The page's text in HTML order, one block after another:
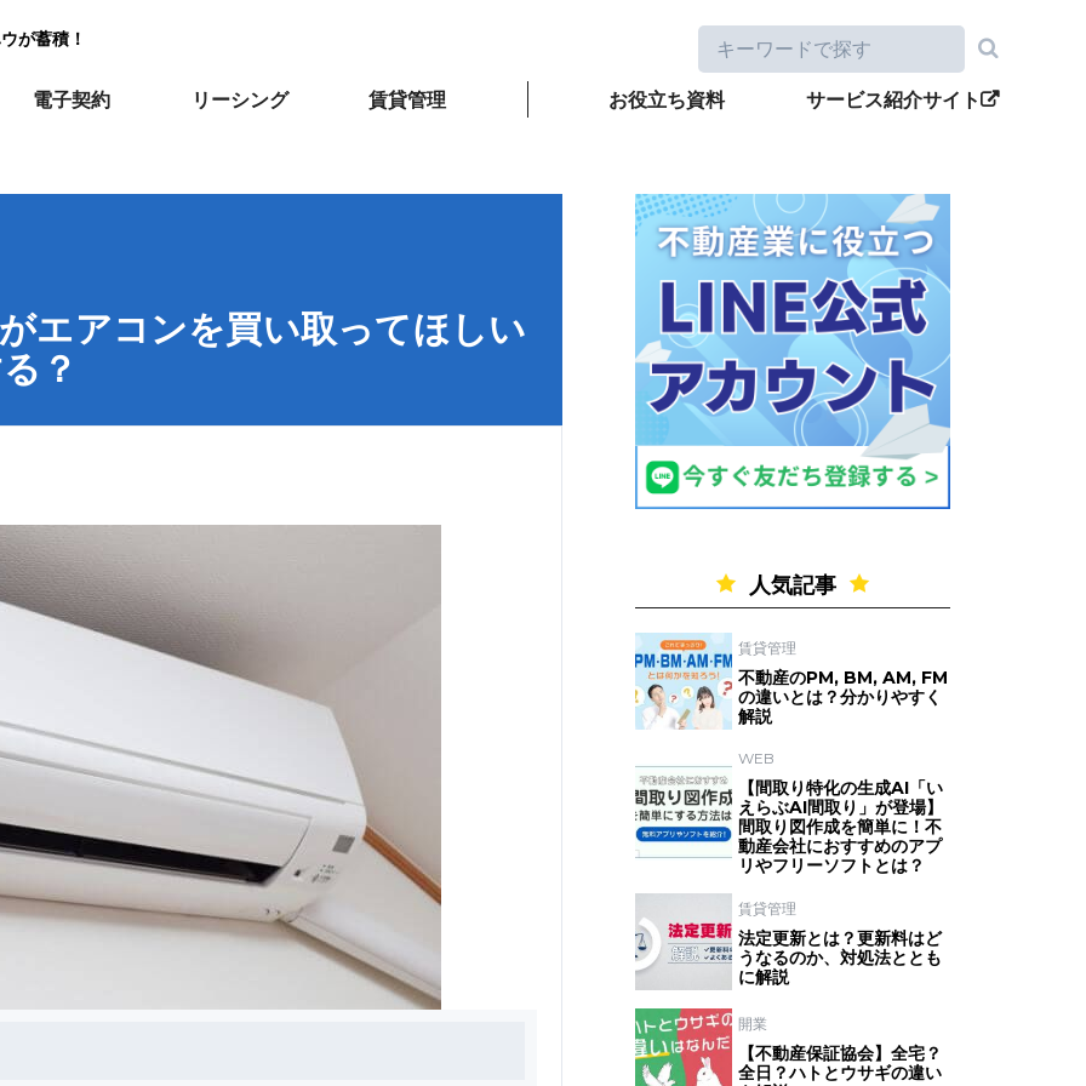
が蓄積！
電子契約 リーシング 賃貸管理 お役立ち資料 サービス紹介サイト
エアコンを買い取ってほしい
？
人気記事
賃貸管理
不動産のPM, BM, AM, FM
の違いとは？分かりやすく
解説
WEB
【間取り特化の生成AI「い
えらぶAI間取り」が登場】
間取り図作成を簡単に！不
動産会社におすすめのアプ
リやフリーソフトとは？
賃貸管理
法定更新とは？更新料はど
うなるのか、対処法ととも
に解説
開業
【不動産保証協会】全宅？
全日？ハトとウサギの違い